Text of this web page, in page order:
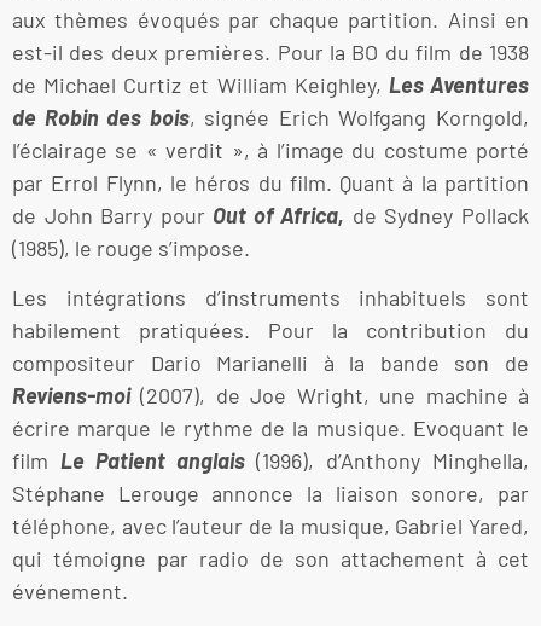
aux thèmes évoqués par chaque partition. Ainsi en
est-il des deux premières. Pour la BO du film de 1938
de Michael Curtiz et William Keighley, Les Aventures
de Robin des bois, signée Erich Wolfgang Korngold,
l’éclairage se « verdit », à l’image du costume porté
par Errol Flynn, le héros du film. Quant à la partition
de John Barry pour Out of Africa, de Sydney Pollack
(1985), le rouge s’impose.
Les intégrations d’instruments inhabituels sont
habilement pratiquées. Pour la contribution du
compositeur Dario Marianelli à la bande son de
Reviens-moi(2007), de Joe Wright, une machine à
écrire marque le rythme de la musique. Evoquant le
film Le Patient anglais(1996), d’Anthony Minghella,
Stéphane Lerouge annonce la liaison sonore, par
téléphone, avec l’auteur de la musique, Gabriel Yared,
qui témoigne par radio de son attachement à cet
événement.